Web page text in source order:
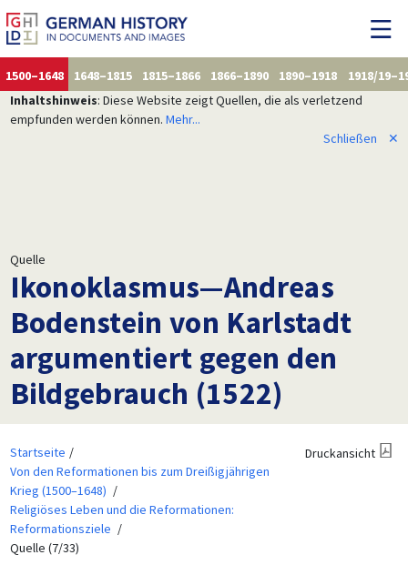
1500–1648 1648–1815 1815–1866 1866–1890 1890–1918
1918/
Inhaltshinweis: Diese Website zeigt Quellen, die als verletzend
empfunden werden können. Mehr...
Schließen
✕
Quelle
Ikonoklasmus—Andreas
Bodenstein von Karlstadt
argumentiert gegen den
Bildgebrauch (1522)
Startseite
Von den Reformationen bis zum Dreißigjährigen
Krieg (1500–1648)
Religiöses Leben und die Reformationen:
Reformationsziele
Quelle (7/33)
Druckansicht